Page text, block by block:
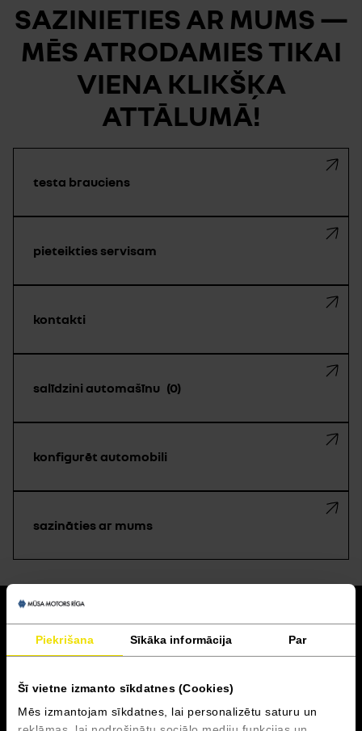
Piekrišana Sīkāka informācija Par
Šī vietne izmanto sīkdatnes (Cookies)
Mēs izmantojam sīkdatnes, lai personalizētu saturu un
SAZINIETIES AR MUMS —
MĒS ATRODAMIES TIKAI
VIENA KLIKŠĶA
ATTĀLUMĀ!
testa brauciens
pieteikties servisam
kontakti
salīdzini automašīnu 0
konfigurēt automobili
sazināties ar mums
Serviss